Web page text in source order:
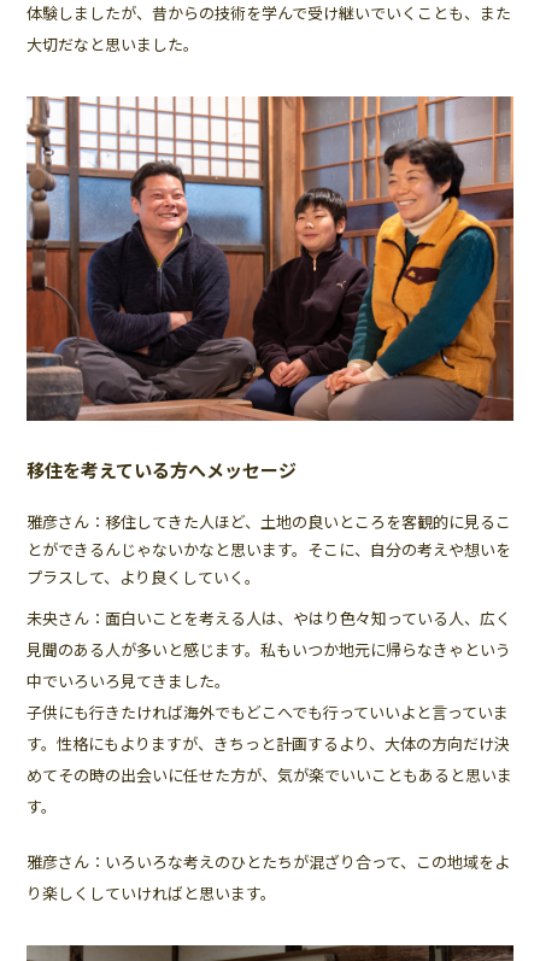
体験しましたが、昔からの技術を学んで受け継いでいくことも、また
大切だなと思いました。
移住を考えている方へメッセージ
雅彦さん：移住してきた人ほど、土地の良いところを客観的に見るこ
とができるんじゃないかなと思います。そこに、自分の考えや想いを
プラスして、より良くしていく。
未央さん：面白いことを考える人は、やはり色々知っている人、広く
見聞のある人が多いと感じます。私もいつか地元に帰らなきゃという
中でいろいろ見てきました。
子供にも行きたければ海外でもどこへでも行っていいよと言っていま
す。性格にもよりますが、きちっと計画するより、大体の方向だけ決
めてその時の出会いに任せた方が、気が楽でいいこともあると思いま
す。
雅彦さん：いろいろな考えのひとたちが混ざり合って、この地域をよ
り楽しくしていければと思います。